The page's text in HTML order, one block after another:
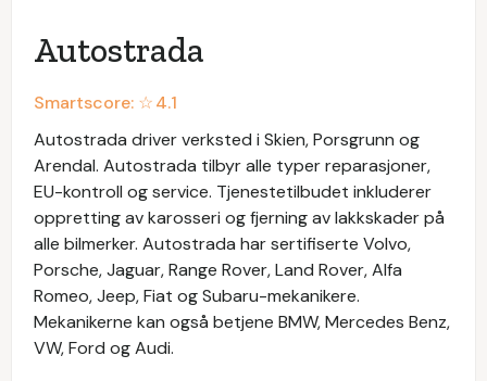
Autostrada
Smartscore: ☆4.1
Autostrada driver verksted i Skien, Porsgrunn og
Arendal. Autostrada tilbyr alle typer reparasjoner,
EU-kontroll og service. Tjenestetilbudet inkluderer
oppretting av karosseri og fjerning av lakkskader på
alle bilmerker. Autostrada har sertifiserte Volvo,
Porsche, Jaguar, Range Rover, Land Rover, Alfa
Romeo, Jeep, Fiat og Subaru-mekanikere.
Mekanikerne kan også betjene BMW, Mercedes Benz,
VW, Ford og Audi.